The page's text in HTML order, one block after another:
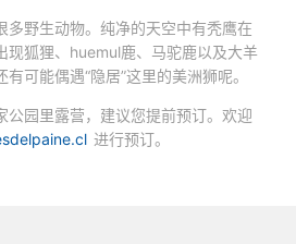
多野生动物。纯净的天空中有秃鹰在
现狐狸、huemul鹿、马驼鹿以及大羊
可能偶遇“隐居”这里的美洲狮呢。
公园里露营，建议您提前预订。欢迎
进行预订。